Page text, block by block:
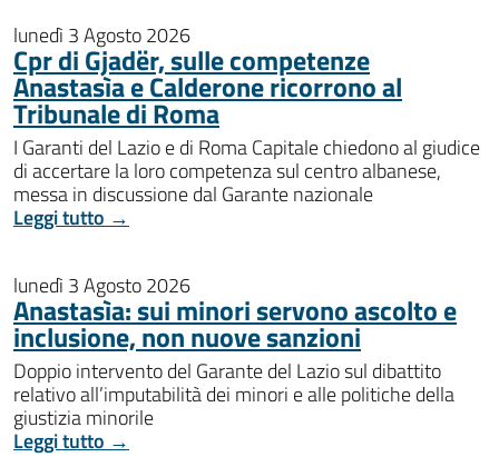
lunedì 3 Agosto 2026
Cpr di Gjadër, sulle competenze
Anastasìa e Calderone ricorrono al
Tribunale di Roma
I Garanti del Lazio e di Roma Capitale chiedono al giudice
di accertare la loro competenza sul centro albanese,
messa in discussione dal Garante nazionale
Leggi tutto →
lunedì 3 Agosto 2026
Anastasìa: sui minori servono ascolto e
inclusione, non nuove sanzioni
Doppio intervento del Garante del Lazio sul dibattito
relativo all’imputabilità dei minori e alle politiche della
giustizia minorile
Leggi tutto →